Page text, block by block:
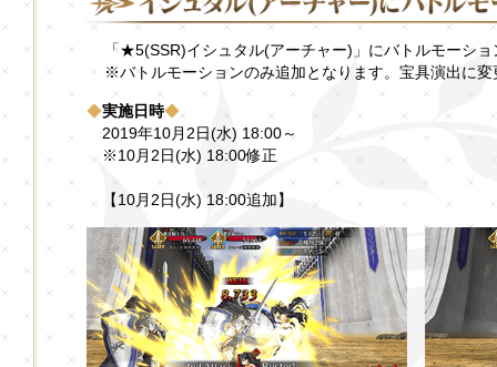
「★5(SSR)イシュタル(アーチャー)」にバトルモーシ
※バトルモーションのみ追加となります。宝具演出に変
◆実施日時◆
2019年10月2日(水) 18:00～
※10月2日(水) 18:00修正
【10月2日(水) 18:00追加】